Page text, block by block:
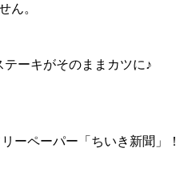
ん。
ーキがそのままカツに♪
ーペーパー「ちいき新聞」！